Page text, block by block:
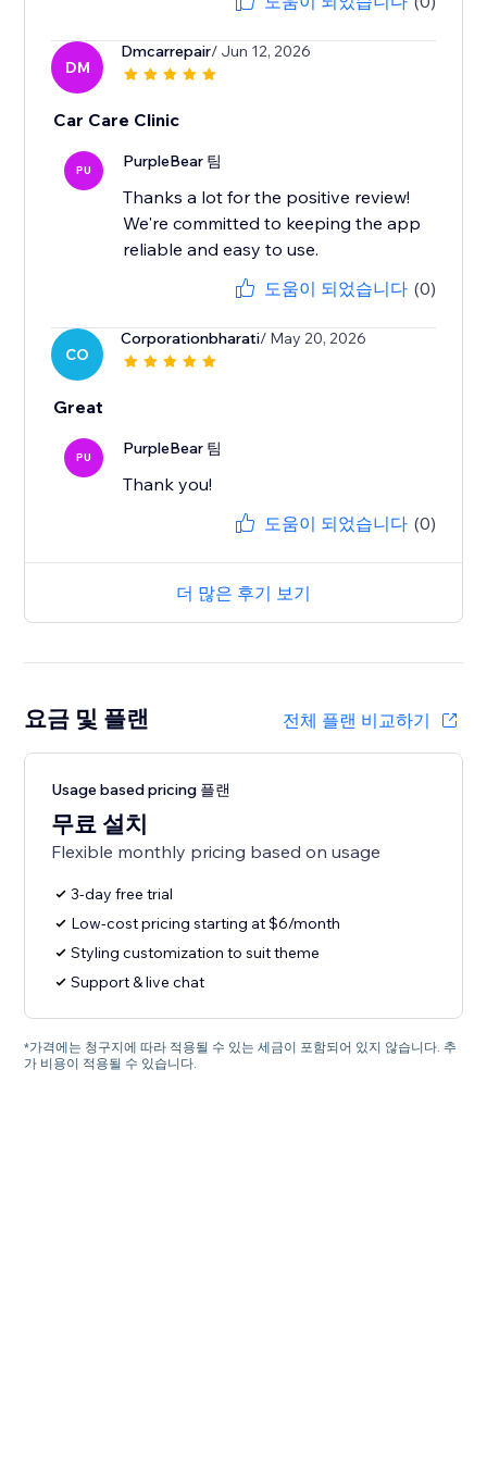
DM
Dmcarrepair/ Jun 12, 2026
Car Care Clinic
PU PurpleBear 팀
Thanks a lot for the positive review!
We're committed to keeping the app
reliable and easy to use.
도움이 되었습니다 (0)
CO
Corporationbharati/ May 20, 2026
Great
PU PurpleBear 팀
Thank you!
도움이 되었습니다 (0)
더 많은 후기 보기
요금 및 플랜 전체 플랜 비교하기
Usage based pricing 플랜
무료 설치
Flexible monthly pricing based on usage
3-day free trial
Low-cost pricing starting at $6/month
Styling customization to suit theme
Support & live chat
*가격에는 청구지에 따라 적용될 수 있는 세금이 포함되어 있지 않습니다. 추
가 비용이 적용될 수 있습니다.